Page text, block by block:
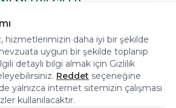
BİLGİLER
arifoglu.com ALL RIGHTS RESERVED
hizmetlerimizin daha iyi bir şekilde
uygun bir şekilde toplanıp
detaylı bilgi almak için Gizlilik
Reddet seçeneğine
yalnızca internet sitemizin çalışması
kullanılacaktır.